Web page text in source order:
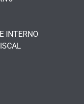
INTERNO